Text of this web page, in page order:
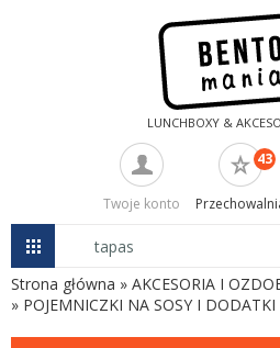
LUNCHBOXY &
Twoje konto
43
Strona główna » AKCESORIA I
» POJEMNICZKI NA SOSY I DODATKI